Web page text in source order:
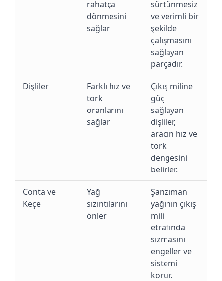
rahatça
dönmesini
sağlar
sürtünmesiz
ve verimli bir
şekilde
çalışmasını
sağlayan
parçadır.
Dişliler
Farklı hız ve
tork
oranlarını
sağlar
Çıkış miline
güç
sağlayan
dişliler,
aracın hız ve
tork
dengesini
belirler.
Conta ve
Keçe
Yağ
sızıntılarını
önler
Şanzıman
yağının çıkış
mili
etrafında
sızmasını
engeller ve
sistemi
korur.